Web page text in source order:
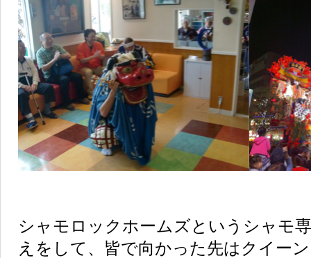
シャモロックホームズというシャモ
えをして、皆で向かった先はクイー